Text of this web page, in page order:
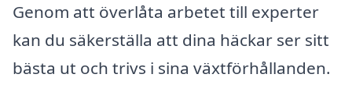
Genom att överlåta arbetet till experter
kan du säkerställa att dina häckar ser sitt
bästa ut och trivs i sina växtförhållanden.